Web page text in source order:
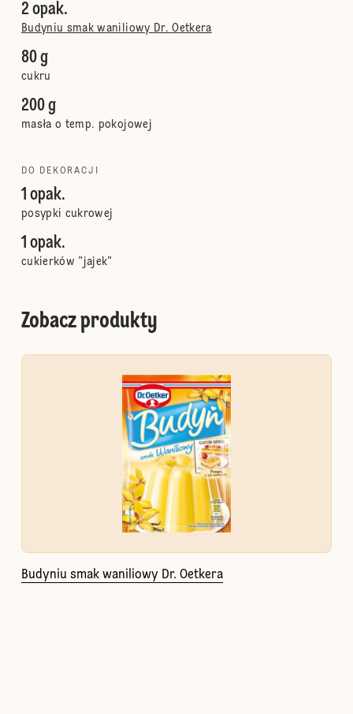
2 opak.
Budyniu smak waniliowy Dr. Oetkera
80 g
cukru
200 g
masła o temp. pokojowej
DO DEKORACJI
1 opak.
posypki cukrowej
1 opak.
cukierków "jajek"
Zobacz produkty
Budyniu smak waniliowy Dr. Oetkera